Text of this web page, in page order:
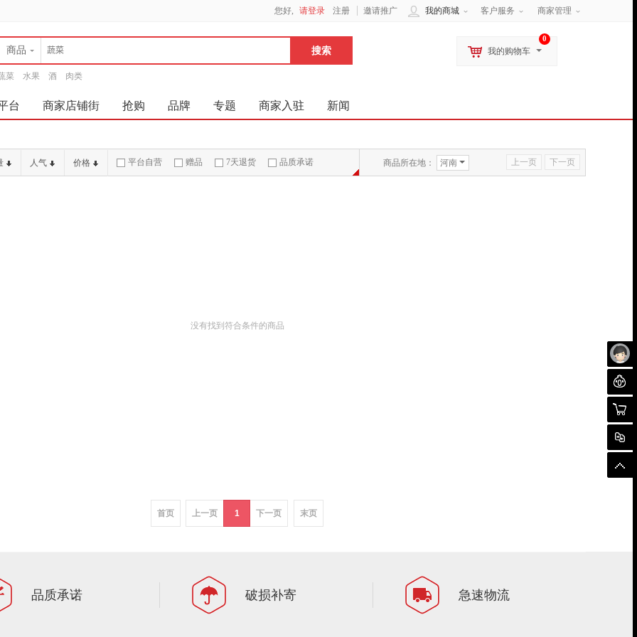
未
聊
购物
对
顶
客户服务 商家管理
我的商城
您好, 请登录 注册 邀请推广
商品
菜 水果 酒 肉类
0
我的购物车
台 商家店铺街 抢购 品牌 专题 商家入驻 新闻
上一页 下一页
人气 价格 平台自营 赠品 7天退货 品质承诺 商品所在地： 河南
没有找到符合条件的商品
首页 上一页 1 下一页 末页
品质承诺 破损补寄 急速物流